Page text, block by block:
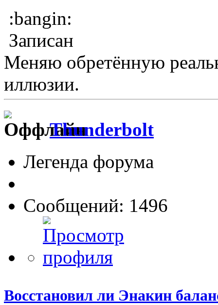
:bangin:
Записан
Меняю обретённую
иллюзии.
Thunderbolt
Легенда форума
Сообщений: 1496
Восстановил ли Энакин